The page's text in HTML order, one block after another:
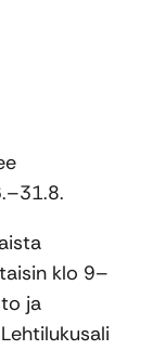
klo 9–
ja